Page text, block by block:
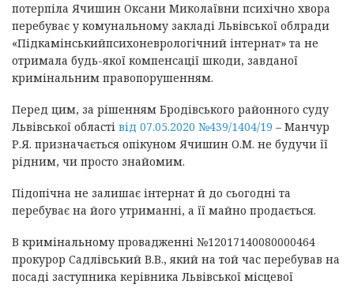
потерпіла Ячишин Оксани Миколаївни психічно хвора
перебуває у комунальному закладі Львівської облради
«Підкамінськийпсихоневрологічний інтернат» та не
отримала будь-якої компенсації шкоди, завданої
кримінальним правопорушенням.
Перед цим, за рішенням Бродівського районного суду
Львівської області від 07.05.2020 №439/1404/19 – Манчур
Р.Я. призначається опікуном Ячишин О.М. не будучи її
рідним, чи просто знайомим.
Підопічна не залишає інтернат й до сьогодні та
перебуває на його утриманні, а її майно продається.
В кримінальному провадженні №12017140080000464
прокурор Садлівський В.В., який на той час перебував на
посаді заступника керівника Львівської місцевої